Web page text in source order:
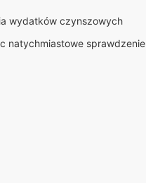
wydatków czynszowych
natychmiastowe sprawdzenie